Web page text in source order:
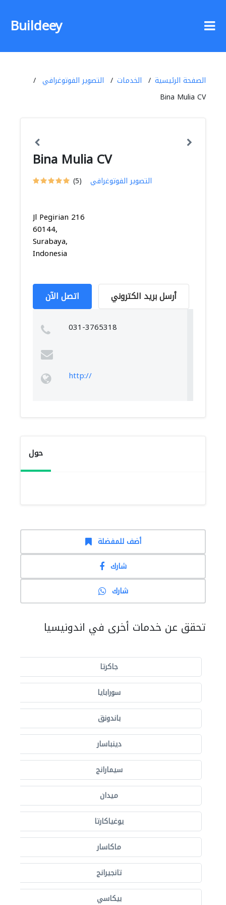
Buildeey
الصفحة الرئيسية الخدمات
التصوير الفوتوغرافي
Bina Mulia CV
Bina Mulia CV
(5) التصوير الفوتوغرافي
Jl Pegirian 216
60144,
Surabaya,
Indonesia
اتصل الآن أرسل بريد الكتروني
031-3765318
http://
حول
أضف للمفضلة
شارك
شارك
تحقق عن خدمات أخرى في اندونيسيا
جاكرتا
سورابايا
باندونق
دينباسار
سيمارانج
ميدان
يوغياكارتا
ماكاسار
تانجيرانج
بيكاسي